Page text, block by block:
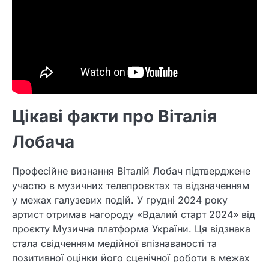
Цікаві факти про Віталія
Лобача
Професійне визнання Віталій Лобач підтверджене
участю в музичних телепроєктах та відзначенням
у межах галузевих подій. У грудні 2024 року
артист отримав нагороду «Вдалий старт 2024» від
проєкту Музична платформа України. Ця відзнака
стала свідченням медійної впізнаваності та
позитивної оцінки його сценічної роботи в межах